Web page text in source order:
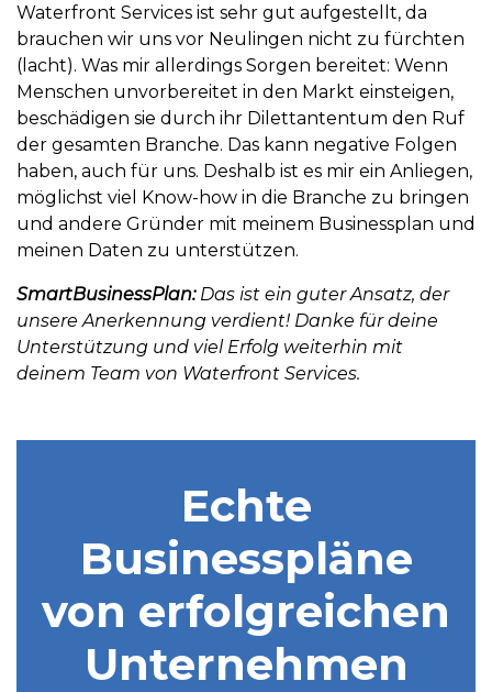
Waterfront Services ist sehr gut aufgestellt, da
brauchen wir uns vor Neulingen nicht zu fürchten
(lacht). Was mir allerdings Sorgen bereitet: Wenn
Menschen unvorbereitet in den Markt einsteigen,
beschädigen sie durch ihr Dilettantentum den Ruf
der gesamten Branche. Das kann negative Folgen
haben, auch für uns. Deshalb ist es mir ein Anliegen,
möglichst viel Know-how in die Branche zu bringen
und andere Gründer mit meinem Businessplan und
meinen Daten zu unterstützen.
SmartBusinessPlan:Das ist ein guter Ansatz, der
unsere Anerkennung verdient! Danke für deine
Unterstützung und viel Erfolg weiterhin mit
deinem Team von Waterfront Services.
Echte
Businesspläne
von erfolgreichen
Unternehmen